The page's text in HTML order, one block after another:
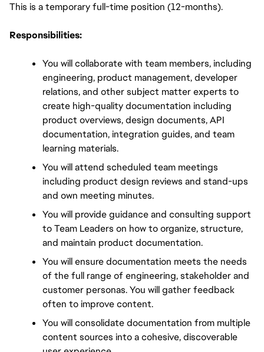
This is a temporary full-time position (12-months).
Responsibilities:
You will collaborate with team members, including
engineering, product management, developer
relations, and other subject matter experts to
create high-quality documentation including
product overviews, design documents, API
documentation, integration guides, and team
learning materials.
You will attend scheduled team meetings
including product design reviews and stand-ups
and own meeting minutes.
You will provide guidance and consulting support
to Team Leaders on how to organize, structure,
and maintain product documentation.
You will ensure documentation meets the needs
of the full range of engineering, stakeholder and
customer personas. You will gather feedback
often to improve content.
You will consolidate documentation from multiple
content sources into a cohesive, discoverable